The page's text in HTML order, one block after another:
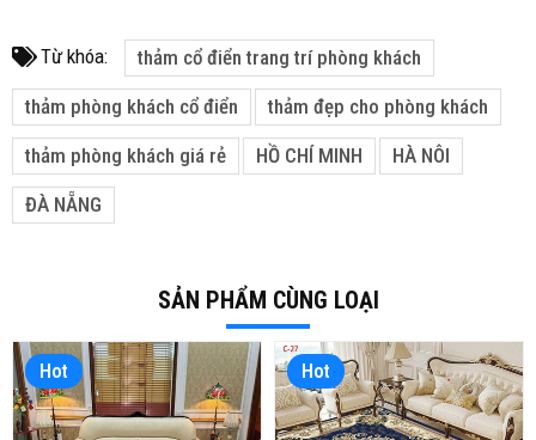
Từ khóa: thảm cổ điển trang trí phòng khách
thảm phòng khách cổ điển thảm đẹp cho phòng khách
thảm phòng khách giá rẻ HỒ CHÍ MINH HÀ NÔI
ĐÀ NẴNG
SẢN PHẨM CÙNG LOẠI
Hot Hot